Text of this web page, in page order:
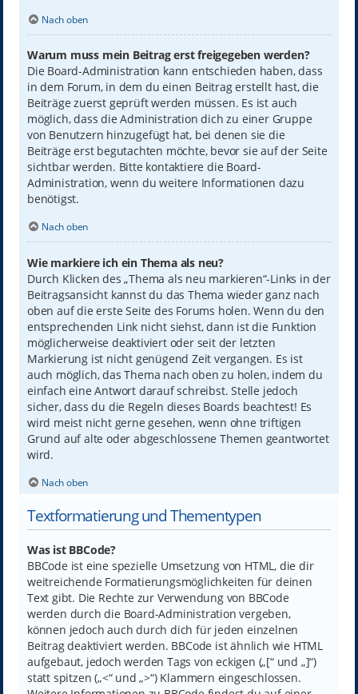
Nach oben
Warum muss mein Beitrag erst freigegeben werden?
Die Board-Administration kann entschieden haben, dass
in dem Forum, in dem du einen Beitrag erstellt hast, die
Beiträge zuerst geprüft werden müssen. Es ist auch
möglich, dass die Administration dich zu einer Gruppe
von Benutzern hinzugefügt hat, bei denen sie die
Beiträge erst begutachten möchte, bevor sie auf der Seite
sichtbar werden. Bitte kontaktiere die Board-
Administration, wenn du weitere Informationen dazu
benötigst.
Nach oben
Wie markiere ich ein Thema als neu?
Durch Klicken des „Thema als neu markieren“-Links in der
Beitragsansicht kannst du das Thema wieder ganz nach
oben auf die erste Seite des Forums holen. Wenn du den
entsprechenden Link nicht siehst, dann ist die Funktion
möglicherweise deaktiviert oder seit der letzten
Markierung ist nicht genügend Zeit vergangen. Es ist
auch möglich, das Thema nach oben zu holen, indem du
einfach eine Antwort darauf schreibst. Stelle jedoch
sicher, dass du die Regeln dieses Boards beachtest! Es
wird meist nicht gerne gesehen, wenn ohne triftigen
Grund auf alte oder abgeschlossene Themen geantwortet
wird.
Nach oben
Textformatierung und Thementypen
Was ist BBCode?
BBCode ist eine spezielle Umsetzung von HTML, die dir
weitreichende Formatierungsmöglichkeiten für deinen
Text gibt. Die Rechte zur Verwendung von BBCode
werden durch die Board-Administration vergeben,
können jedoch auch durch dich für jeden einzelnen
Beitrag deaktiviert werden. BBCode ist ähnlich wie HTML
aufgebaut, jedoch werden Tags von eckigen („[“ und „]“)
statt spitzen („<“ und „>“) Klammern eingeschlossen.